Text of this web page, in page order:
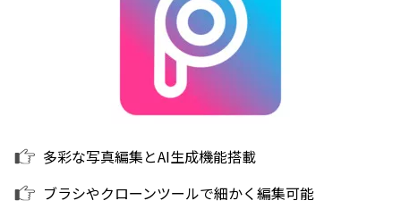
多彩な写真編集とAI生成機能搭載
ブラシやクローンツールで細かく編集可能